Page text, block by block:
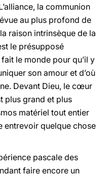
la communion
au plus profond de
raison intrinsèque de la
le présupposé
le monde pour qu’il y
son amour et d’où
Devant Dieu, le cœur
plus grand et plus
matériel tout entier
entrevoir quelque chose
pascale des
faire encore un